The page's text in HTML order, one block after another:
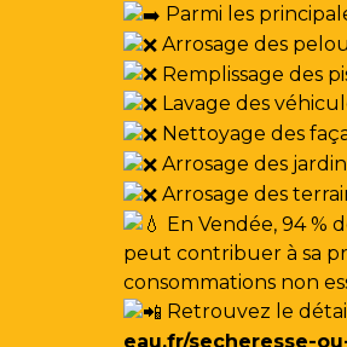
Parmi les
Arrosage des
Remplissage des
Lavage des
Nettoyage des
Arrosage des
Arrosage des
En Vendée, 94 %
peut contribuer à sa
consommations non
Retrouvez le
eau.fr/secheresse-